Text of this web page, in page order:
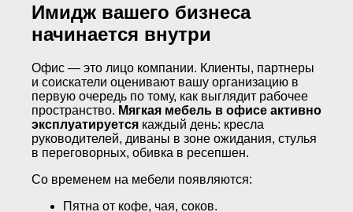
Имидж вашего бизнеса
начинается внутри
Офис — это лицо компании. Клиенты, партнеры
и соискатели оценивают вашу организацию в
первую очередь по тому, как выглядит рабочее
пространство. Мягкая мебель в офисе активно
эксплуатируется каждый день: кресла
руководителей, диваны в зоне ожидания, стулья
в переговорных, обивка в ресепшен.
Со временем на мебели появляются:
Пятна от кофе, чая, соков.